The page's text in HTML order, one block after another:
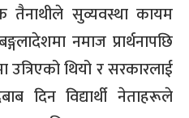
सुव्यवस्था कायम
नमाज प्रार्थनापछि
थियो र सरकारलाई
दिन विद्यार्थी नेताहरूले